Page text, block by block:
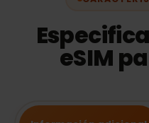
eSIM